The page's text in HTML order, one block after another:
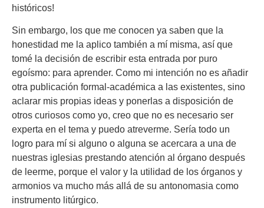
históricos!
Sin embargo, los que me conocen ya saben que la
honestidad me la aplico también a mí misma, así que
tomé la decisión de escribir esta entrada por puro
egoísmo: para aprender. Como mi intención no es añadir
otra publicación formal-académica a las existentes, sino
aclarar mis propias ideas y ponerlas a disposición de
otros curiosos como yo, creo que no es necesario ser
experta en el tema y puedo atreverme. Sería todo un
logro para mí si alguno o alguna se acercara a una de
nuestras iglesias prestando atención al órgano después
de leerme, porque el valor y la utilidad de los órganos y
armonios va mucho más allá de su antonomasia como
instrumento litúrgico.